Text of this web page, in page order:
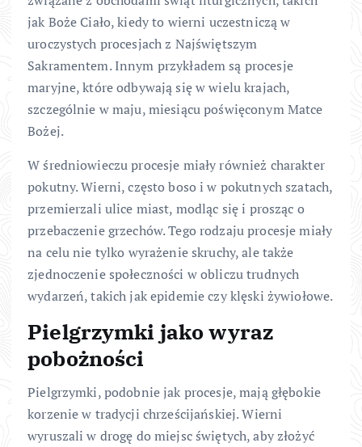
jak Boże Ciało, kiedy to wierni uczestniczą w
uroczystych procesjach z Najświętszym
Sakramentem. Innym przykładem są procesje
maryjne, które odbywają się w wielu krajach,
szczególnie w maju, miesiącu poświęconym Matce
Bożej.
W średniowieczu procesje miały również charakter
pokutny. Wierni, często boso i w pokutnych szatach,
przemierzali ulice miast, modląc się i prosząc o
przebaczenie grzechów. Tego rodzaju procesje miały
na celu nie tylko wyrażenie skruchy, ale także
zjednoczenie społeczności w obliczu trudnych
wydarzeń, takich jak epidemie czy klęski żywiołowe.
Pielgrzymki jako wyraz
pobożności
Pielgrzymki, podobnie jak procesje, mają głębokie
korzenie w tradycji chrześcijańskiej. Wierni
wyruszali w drogę do miejsc świętych, aby złożyć